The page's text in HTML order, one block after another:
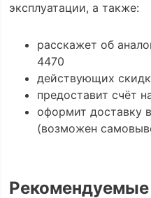
эксплуатации, а также:
расскажет об
4470
действующих
предоставит счёт
оформит доставку
(возможен
Рекомендуемые